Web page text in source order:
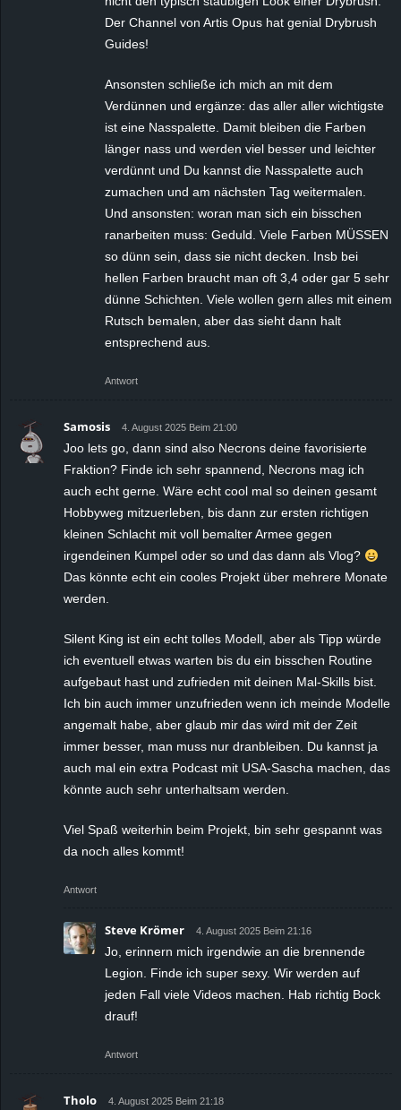
Der Channel von Artis Opus hat genial Drybrush
Guides!
Ansonsten schließe ich mich an mit dem
Verdünnen und ergänze: das aller aller wichtigste
ist eine Nasspalette. Damit bleiben die Farben
länger nass und werden viel besser und leichter
verdünnt und Du kannst die Nasspalette auch
zumachen und am nächsten Tag weitermalen.
Und ansonsten: woran man sich ein bisschen
ranarbeiten muss: Geduld. Viele Farben MÜSSEN
so dünn sein, dass sie nicht decken. Insb bei
hellen Farben braucht man oft 3,4 oder gar 5 sehr
dünne Schichten. Viele wollen gern alles mit einem
Rutsch bemalen, aber das sieht dann halt
entsprechend aus.
Antwort
Samosis 4. August 2025 Beim 21:00
Joo lets go, dann sind also Necrons deine favorisierte
Fraktion? Finde ich sehr spannend, Necrons mag ich
auch echt gerne. Wäre echt cool mal so deinen gesamt
Hobbyweg mitzuerleben, bis dann zur ersten richtigen
kleinen Schlacht mit voll bemalter Armee gegen
irgendeinen Kumpel oder so und das dann als Vlog?
Das könnte echt ein cooles Projekt über mehrere Monate
werden.
Silent King ist ein echt tolles Modell, aber als Tipp würde
ich eventuell etwas warten bis du ein bisschen Routine
aufgebaut hast und zufrieden mit deinen Mal-Skills bist.
Ich bin auch immer unzufrieden wenn ich meinde Modelle
angemalt habe, aber glaub mir das wird mit der Zeit
immer besser, man muss nur dranbleiben. Du kannst ja
auch mal ein extra Podcast mit USA-Sascha machen, das
könnte auch sehr unterhaltsam werden.
Viel Spaß weiterhin beim Projekt, bin sehr gespannt was
da noch alles kommt!
Antwort
Steve Krömer 4. August 2025 Beim 21:16
Jo, erinnern mich irgendwie an die brennende
Legion. Finde ich super sexy. Wir werden auf
jeden Fall viele Videos machen. Hab richtig Bock
drauf!
Antwort
Tholo 4. August 2025 Beim 21:18